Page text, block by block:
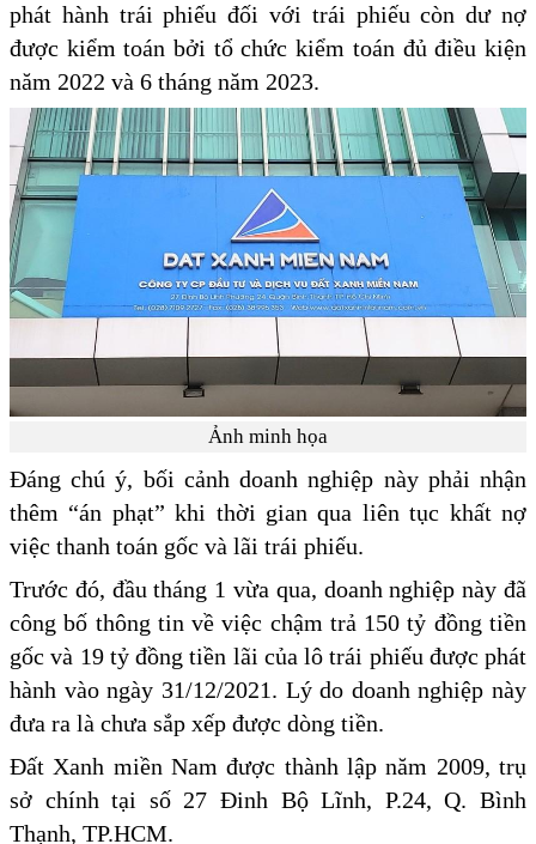
phát hành trái phiếu đối với trái phiếu còn dư nợ
được kiểm toán bởi tổ chức kiểm toán đủ điều kiện
năm 2022 và 6 tháng năm 2023.
Ảnh minh họa
Đáng chú ý, bối cảnh doanh nghiệp này phải nhận
thêm “án phạt” khi thời gian qua liên tục khất nợ
việc thanh toán gốc và lãi trái phiếu.
Trước đó, đầu tháng 1 vừa qua, doanh nghiệp này đã
công bố thông tin về việc chậm trả 150 tỷ đồng tiền
gốc và 19 tỷ đồng tiền lãi của lô trái phiếu được phát
hành vào ngày 31/12/2021. Lý do doanh nghiệp này
đưa ra là chưa sắp xếp được dòng tiền.
Đất Xanh miền Nam được thành lập năm 2009, trụ
sở chính tại số 27 Đinh Bộ Lĩnh, P.24, Q. Bình
Thạnh, TP.HCM.